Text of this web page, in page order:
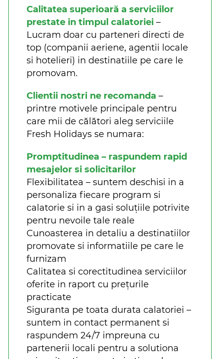
Calitatea superioară a serviciilor
prestate in timpul calatoriei –
Lucram doar cu parteneri directi de
top (companii aeriene, agentii locale
si hotelieri) in destinatiile pe care le
promovam.
Clientii nostri ne recomanda –
printre motivele principale pentru
care mii de călători aleg serviciile
Fresh Holidays se numara:
Promptitudinea – raspundem rapid
mesajelor si solicitarilor
Flexibilitatea – suntem deschisi in a
personaliza fiecare program si
calatorie si in a gasi soluțiile potrivite
pentru nevoile tale reale
Cunoasterea in detaliu a destinatiilor
promovate si informatiile pe care le
furnizam
Calitatea si corectitudinea serviciilor
oferite in raport cu prețurile
practicate
Siguranta pe toata durata calatoriei –
suntem in contact permanent si
raspundem 24/7 impreuna cu
partenerii locali pentru a solutiona